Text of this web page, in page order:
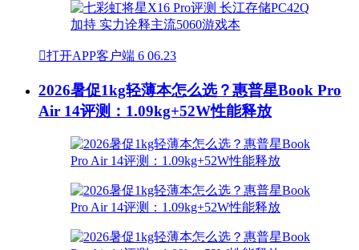
打开APP客户端 6 06.23
2026暑促1kg轻薄本怎么选？惠普星Book Pro
Air 14评测：1.09kg+52W性能释放